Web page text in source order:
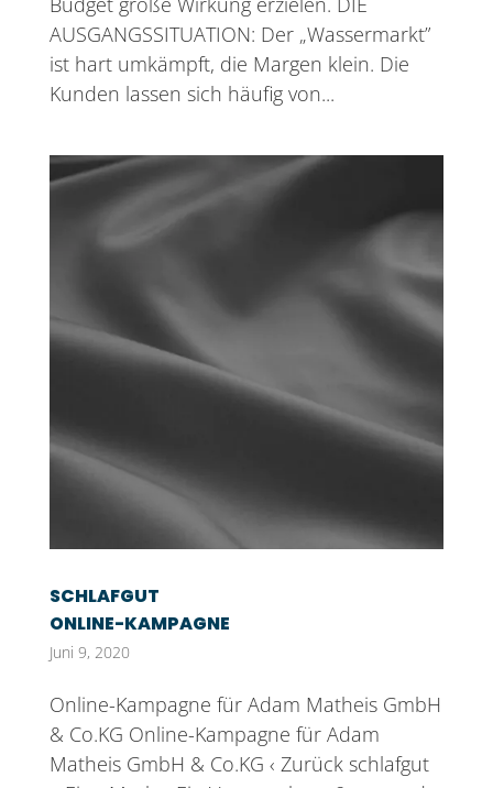
AUSGANGSSITUATION: Der „Wassermarkt”
ist hart umkämpft, die Margen klein. Die
Kunden lassen sich häufig von...
SCHLAFGUT
ONLINE-KAMPAGNE
Juni 9, 2020
Online-Kampagne für Adam Matheis GmbH
& Co.KG Online-Kampagne für Adam
Matheis GmbH & Co.KG ‹ Zurück schlafgut